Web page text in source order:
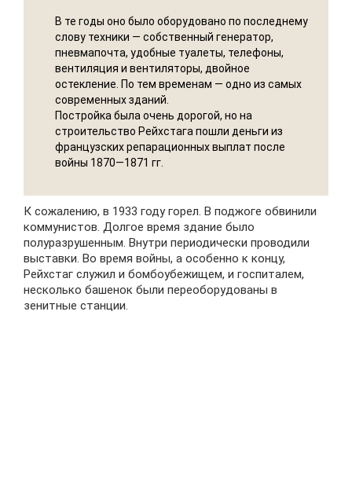
В те годы оно было оборудовано по последнему
слову техники — собственный генератор,
пневмапочта, удобные туалеты, телефоны,
вентиляция и вентиляторы, двойное
остекление. По тем временам — одно из самых
современных зданий.
Постройка была очень дорогой, но на
строительство Рейхстага пошли деньги из
французских репарационных выплат после
войны 1870—1871 гг.
К сожалению, в 1933 году горел. В поджоге обвинили
коммунистов. Долгое время здание было
полуразрушенным. Внутри периодически проводили
выставки. Во время войны, а особенно к концу,
Рейхстаг служил и бомбоубежищем, и госпиталем,
несколько башенок были переоборудованы в
зенитные станции.